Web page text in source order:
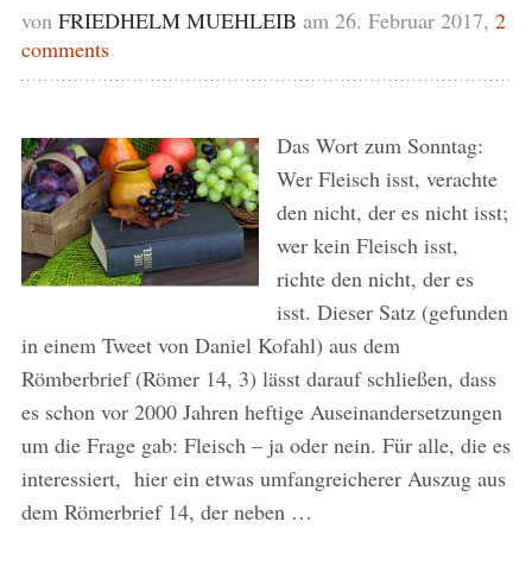
von FRIEDHELM MUEHLEIB am 26. Februar 2017, 2
comments
Das Wort zum Sonntag:
Wer Fleisch isst, verachte
den nicht, der es nicht isst;
wer kein Fleisch isst,
richte den nicht, der es
isst. Dieser Satz (gefunden
in einem Tweet von Daniel Kofahl) aus dem
Römberbrief (Römer 14, 3) lässt darauf schließen, dass
es schon vor 2000 Jahren heftige Auseinandersetzungen
um die Frage gab: Fleisch – ja oder nein. Für alle, die es
interessiert, hier ein etwas umfangreicherer Auszug aus
dem Römerbrief 14, der neben …